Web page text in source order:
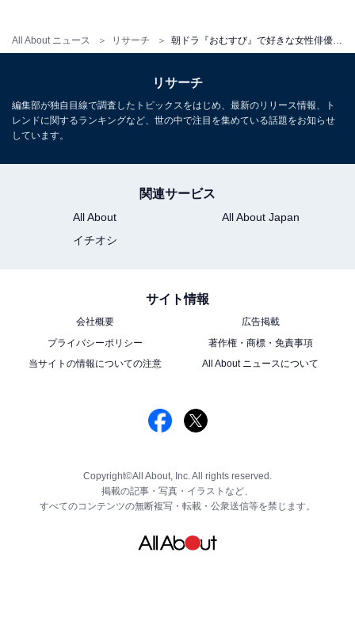
All About ニュース リサーチ 朝ドラ『おむすび』で好きな女性俳優ランキング！ 1位「橋本環奈／米田結」に続く2位は？
リサーチ
編集部が独自目線で調査したトピックスをはじめ、最新のリリース情報、ト
レンドに関するランキングなど、世の中で注目を集めている話題をお知らせ
しています。
関連サービス
All About
All About Japan
イチオシ
サイト情報
会社概要
広告掲載
プライバシーポリシー
著作権・商標・免責事項
当サイトの情報についての注意
All About ニュースについて
Copyright©All About, Inc. All rights reserved.
掲載の記事・写真・イラストなど、
すべてのコンテンツの無断複写・転載・公衆送信等を禁じます。